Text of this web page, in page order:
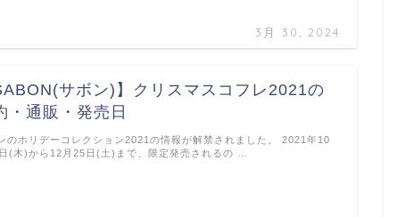
3月 30, 2024
サボン)】クリスマスコフレ2021の
・通販・発売日
のホリデーコレクション2021の情報が解禁されました。 2021年10
(木)から12月25日(土)まで、限定発売されるの …